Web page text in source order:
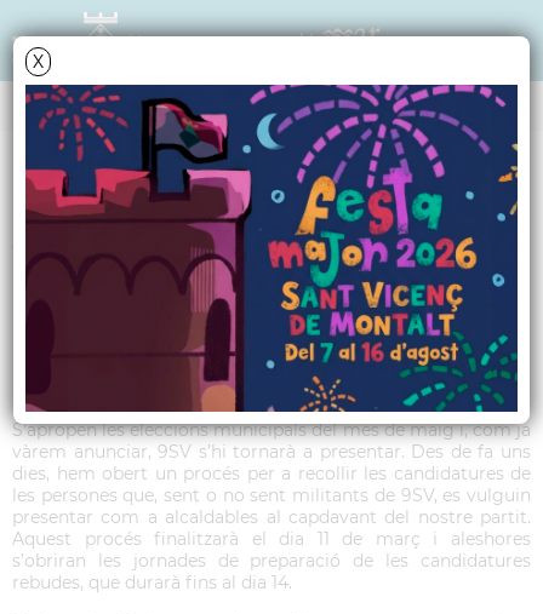
X
TRIBUNA POLÍTICA
Article 9 SV - Març
2019
S’apropen les eleccions municipals del mes de maig i, com ja
vàrem anunciar, 9SV s’hi tornarà a presentar. Des de fa uns
dies, hem obert un procés per a recollir les candidatures de
les persones que, sent o no sent militants de 9SV, es vulguin
presentar com a alcaldables al capdavant del nostre partit.
Aquest procés finalitzarà el dia 11 de març i aleshores
s’obriran les jornades de preparació de les candidatures
rebudes, que durarà fins al dia 14.